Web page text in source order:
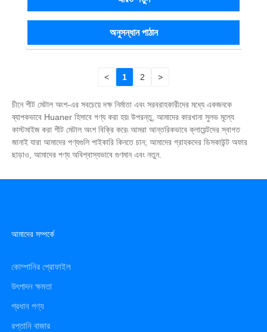
অনুসন্ধান পাঠান
< 1 2 >
চীনে শীট মেটাল অংশ-এর সবচেয়ে দক্ষ নির্মাতা এবং সরবরাহকারীদের মধ্যে একজনকে
ব্যাপকভাবে Huaner হিসাবে গণ্য করা হয়৷ উপরন্তু, আমাদের কারখানা সুলভ মূল্যে
কাস্টমাইজ করা শীট মেটাল অংশ বিক্রি করে৷ আমরা আন্তরিকভাবে ক্লায়েন্টদের স্বাগত
জানাই যারা আমাদের পণ্যগুলি পাইকারি কিনতে চান; আমাদের গ্রাহকদের ডিসকাউন্ট অফার
ছাড়াও, আমাদের পণ্য অবিশ্বাস্যভাবে গুণমান এবং নতুন.
আমাদের সম্পর্কে
কোম্পানির প্রোফাইল
উৎপাদন ক্ষমতা
প্রধান পণ্য
রপ্তানি বাজার